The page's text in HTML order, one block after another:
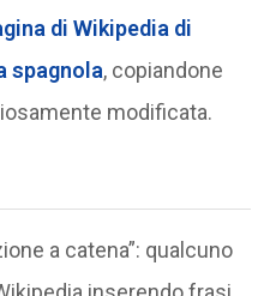
di Wikipedia di
spagnola, copiandone
modificata.
a catena”: qualcuno